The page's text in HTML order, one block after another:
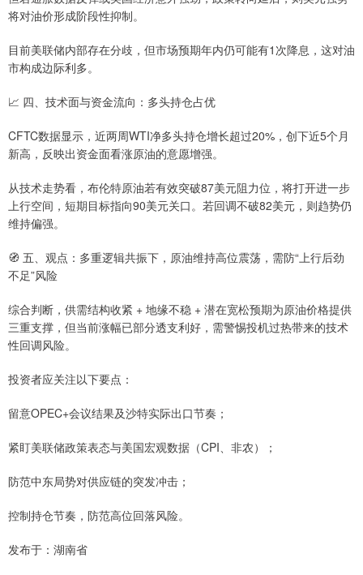
将对油价形成阶段性抑制。
目前美联储内部存在分歧，但市场预期年内仍可能有1次降息，这对油
市构成边际利多。
📈 四、技术面与资金流向：多头持仓占优
CFTC数据显示，近两周WTI净多头持仓增长超过20%，创下近5个月
新高，反映出资金面看涨原油的意愿增强。
从技术走势看，布伦特原油若有效突破87美元阻力位，将打开进一步
上行空间，短期目标指向90美元关口。若回调不破82美元，则趋势仍
维持偏强。
🧭 五、观点：多重逻辑共振下，原油维持高位震荡，需防“上行后劲
不足”风险
综合判断，供需结构收紧 + 地缘不稳 + 潜在宽松预期为原油价格提供
三重支撑，但当前涨幅已部分透支利好，需警惕投机过热带来的技术
性回调风险。
投资者应关注以下要点：
留意OPEC+会议结果及沙特实际出口节奏；
紧盯美联储政策表态与美国宏观数据（CPI、非农）；
防范中东局势对供应链的突发冲击；
控制持仓节奏，防范高位回落风险。
发布于：湖南省